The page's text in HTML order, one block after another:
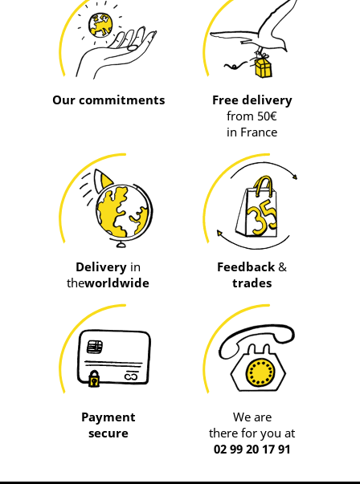
Our commitments
Free delivery
from 50€
in France
Delivery in
theworldwide
Feedback &
trades
Payment
secure
We are
there for you at
02 99 20 17 91